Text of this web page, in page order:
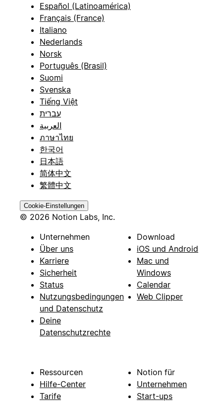
Español (Latinoamérica)
Français (France)
Italiano
Nederlands
Norsk
Português (Brasil)
Suomi
Svenska
Tiếng Việt
עברית
العربية
ภาษาไทย
한국어
日本語
简体中文
繁體中文
Cookie-Einstellungen
© 2026 Notion Labs, Inc.
Unternehmen
Über uns
Karriere
Sicherheit
Status
Nutzungsbedingungen
und Datenschutz
Deine
Datenschutzrechte
Download
iOS und Android
Mac und
Windows
Calendar
Web Clipper
Ressourcen
Hilfe-Center
Tarife
Notion für
Unternehmen
Start-ups